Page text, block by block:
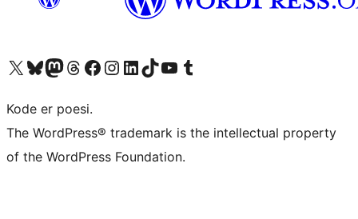
Besøk vår konto på X Visit our Bluesky account
Besøk vår Mastodon-konto
Visit our Threads account
Besøk vår Facebook-sideBesøk vår Instagram-konto
Besøk vår LinkedIn-konto
Visit our TikTok account
Visit our YouTube channel
Visit our Tumblr account
Kode er poesi.
The WordPress® trademark is the intellectual property
of the WordPress Foundation.